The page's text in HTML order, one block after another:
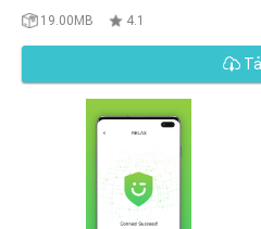
19.00MB 4.1